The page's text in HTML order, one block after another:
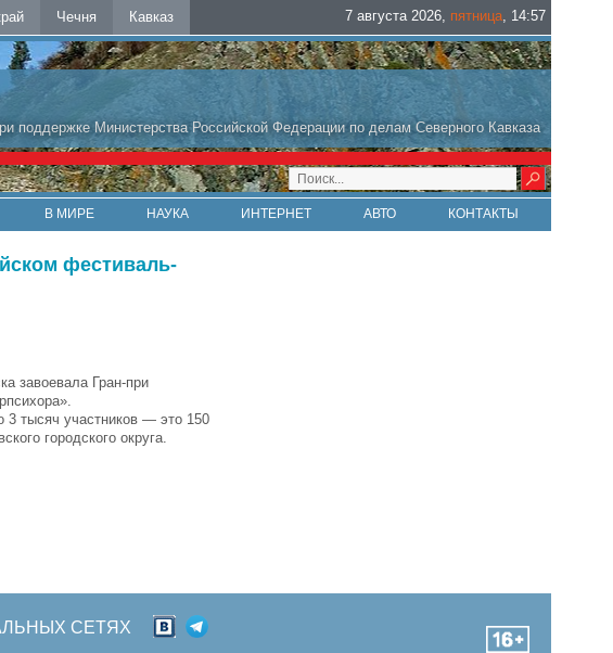
Чечня Кавказ 7 августа 2026, пятница, 14:57
поддержке Министерства Российской Федерации по делам Северного Кавказа
В МИРЕ НАУКА ИНТЕРНЕТ АВТО КОНТАКТЫ
фестиваль-
завоевала Гран-при
3 тысяч участников — это 150
городского округа.
СЕТЯХ